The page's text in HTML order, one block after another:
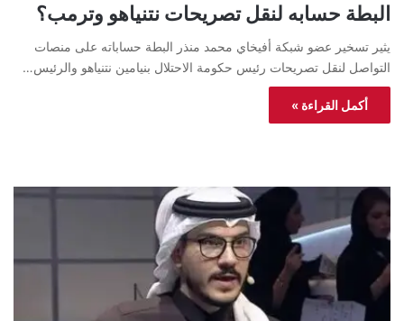
البطة حسابه لنقل تصريحات نتنياهو وترمب؟
يثير تسخير عضو شبكة أفيخاي محمد منذر البطة حساباته على منصات
التواصل لنقل تصريحات رئيس حكومة الاحتلال بنيامين نتنياهو والرئيس…
أكمل القراءة »